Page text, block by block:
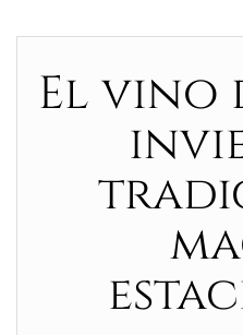
El vino